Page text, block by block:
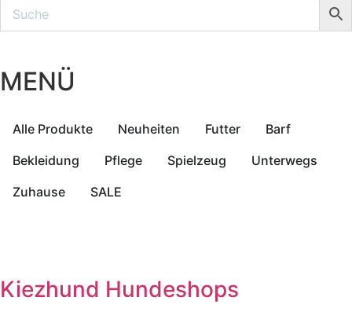
MENÜ
Alle Produkte Neuheiten Futter
Barf
Bekleidung
Pflege Spielzeug
Unterwegs
Zuhause
SALE
Kiezhund Hundeshops